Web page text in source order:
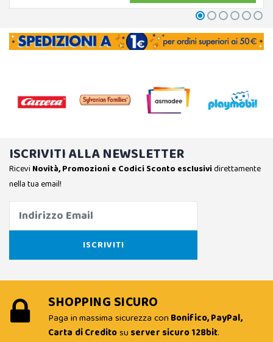
ISCRIVITI ALLA NEWSLETTER
Ricevi Novità, Promozioni e Codici Sconto esclusividirettamente
nella tua email!
SHOPPING SICURO
Paga in massima sicurezza con Bonifico, PayPal,
Carta di Creditosu server sicuro 128bit.